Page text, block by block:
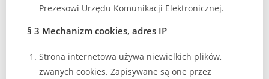
Prezesowi Urzędu Komunikacji Elektronicznej.
§ 3 Mechanizm cookies, adres IP
Strona internetowa używa niewielkich plików,
zwanych cookies. Zapisywane są one przez